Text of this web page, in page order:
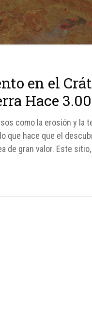
en el
Hace
como la erosión y
que hace que el
de gran valor. Este